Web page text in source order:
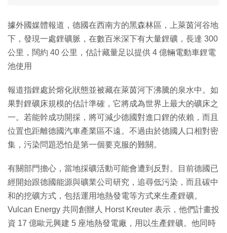
據外國媒體報道，德國在西南方的黑森林區，上萊茵河谷地
下，發現一處鋰礦脈，在數百米深下有大量鋰礦，長達 300
公里，闊約 40 公里，估計藏量足以提供 4 億輛電動車鋰電
池使用
報道指鋰處於熔化狀態並被藏在萊茵河下沸騰的泉水中。如
果對鋰礦床規模的估計準確，它將成為世界上最大的礦床之
一。若能幹成功開採，將可減少德國對進口鋰的依賴，而且
位置也距離德國汽車產業區不遠。不過由於德國人口相對密
集，污染問題恐怕是第一個要克服的難關。
有關部門擔心，當地採礦活動可能會遭到反對。目前德國已
經開始跟德國能源與礦業公司研究，追尋低污染，而且碳中
和的挖礦方式，包括運用地熱發電等方式來生產鋰礦。
Vulcan Energy 共同創辦人 Horst Kreuter 表示，他們計畫投
資 17 億歐元興建 5 座地熱發電廠，用以生產鋰礦。他同時